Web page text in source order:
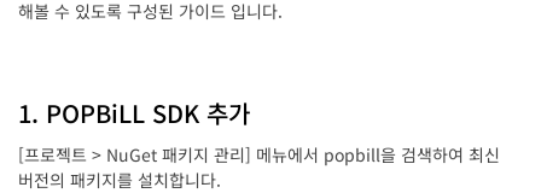
해볼 수 있도록 구성된 가이드 입니다.
1. POPBiLL SDK 추가
[프로젝트 > NuGet 패키지 관리] 메뉴에서 popbill을 검색하여 최신
버전의 패키지를 설치합니다.